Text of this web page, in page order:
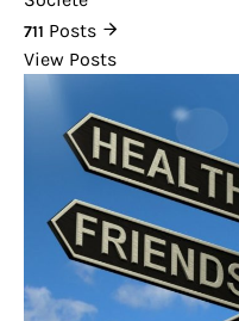
711 Posts
View Posts